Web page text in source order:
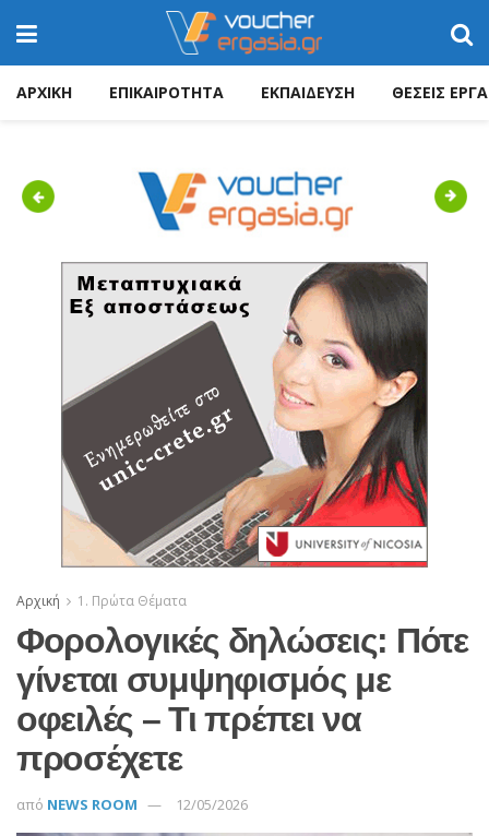
ΑΡΧΙΚΗ ΕΠΙΚΑΙΡΟΤΗΤΑ ΕΚΠΑΙΔΕΥΣΗ ΘΕΣΕΙΣ
Previous Next
Αρχική 1. Πρώτα Θέματα
Φορολογικές δηλώσεις: Πότε
γίνεται συμψηφισμός με
οφειλές – Τι πρέπει να
προσέχετε
από NEWS ROOM 12/05/2026